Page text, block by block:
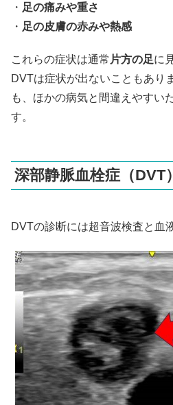
・ 足の痛みや重さ
・ 足の皮膚の赤みや熱感
これらの症状は通常 片方の足に
DVTは症状が出ないこともあり
も、ほかの病気と間違えやすい
す。
深部静脈血栓症（DVT
DVTの診断には超音波検査と血